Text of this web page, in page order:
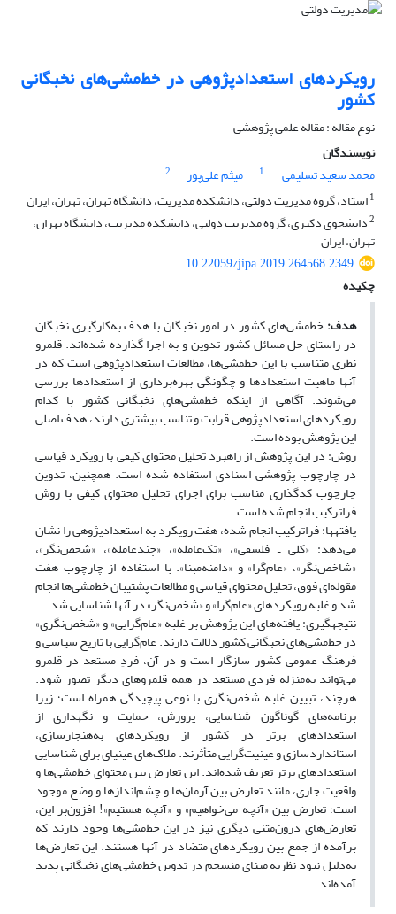
رویکردهای استعدادپژوهی در خط‌مشی‌های نخبگانی
کشور
نوع مقاله : مقاله علمی پژوهشی
نویسندگان
محمد سعید تسلیمی
1 میثم علی‌پور
2
1استاد، گروه مدیریت دولتی، دانشکده مدیریت، دانشگاه تهران، تهران، ایران
2دانشجوی دکتری، گروه مدیریت دولتی، دانشکده مدیریت، دانشگاه تهران،
تهران، ایران
10.22059/jipa.2019.264568.2349
چکیده
هدف: خط‌مشی‌های کشور در امور نخبگان با هدف به‌کارگیری نخبگان
در راستای حل مسائل کشور تدوین و به اجرا گذارده شده‌اند. قلمرو
نظری متناسب با این خط‎مشی‌ها، مطالعات استعدادپژوهی است که در
آنها ماهیت استعدادها و چگونگی بهره‌برداری از استعدادها بررسی
می‌شوند. آگاهی از اینکه خط‎مشی‌های نخبگانی کشور با کدام
رویکردهای استعدادپژوهی قرابت و تناسب بیشتری دارند، هدف اصلی
این پژوهش بوده است.
روش: در این پژوهش از راهبرد تحلیل محتوای کیفی با رویکرد قیاسی
در چارچوب پژوهشی اسنادی استفاده شده است. همچنین، تدوین
چارچوب کدگذاری مناسب برای اجرای تحلیل محتوای کیفی با روش
فراترکیب انجام شده است.
یافته‎ها: فراترکیب انجام شده، هفت رویکرد به استعدادپژوهی را نشان
می‌دهد: «کلی ـ فلسفی»، «تک‌عامله»، «چندعامله»، «شخص‌نگر»،
«شاخص‌نگر»، «عام‌گرا» و «دامنه‌مبنا». با استفاده از چارچوب هفت
مقوله‌ای فوق، تحلیل محتوای قیاسی و مطالعات پشتیبان خط‌مشی‌ها انجام
شد و غلبه رویکردهای «عام‌گرا» و «شخص‌نگر» در آنها شناسایی شد.
نتیجه‎گیری: یافته‌های این پژوهش بر غلبه «عام‌گرایی» و «شخص‌نگری»
در خط‌مشی‌های نخبگانی کشور دلالت دارند. عام‌گرایی با تاریخ سیاسی و
فرهنگ عمومی کشور سازگار است و در آن، فردِ مستعد در قلمرو
می‌تواند به‌منزله فردی مستعد در همه قلمروهای دیگر تصور شود.
هرچند، تبیین غلبه شخص‌نگری با نوعی پیچیدگی همراه است؛ زیرا
برنامه‌های گوناگون شناسایی، پرورش، حمایت و نگهداری از
استعدادهای برتر در کشور از رویکردهای به‌هنجارسازی،
استانداردسازی و عینیت‌گرایی متأثرند. ملاک‌های عینی‎ای برای شناسایی
استعدادهای برتر تعریف شده‌اند. این تعارض بین محتوای خط‌مشی‌ها و
واقعیت جاری، مانند تعارض بین آرمان‌ها و چشم‌اندازها و وضع موجود
است؛ تعارض بین «آنچه می‌خواهیم» و «آنچه هستیم»! افزون‌بر این،
تعارض‌های درون‌متنی دیگری نیز در این خط‌مشی‌ها وجود دارند که
برآمده از جمع بین رویکردهای متضاد در آنها هستند. این تعارض‌ها
به‌دلیل نبود نظریه مبنای منسجم در تدوین خط‌مشی‌های نخبگانی پدید
آمده‌اند.